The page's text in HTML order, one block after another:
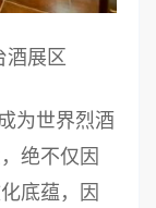
酒展区
为世界烈酒
绝不仅因
底蕴，因